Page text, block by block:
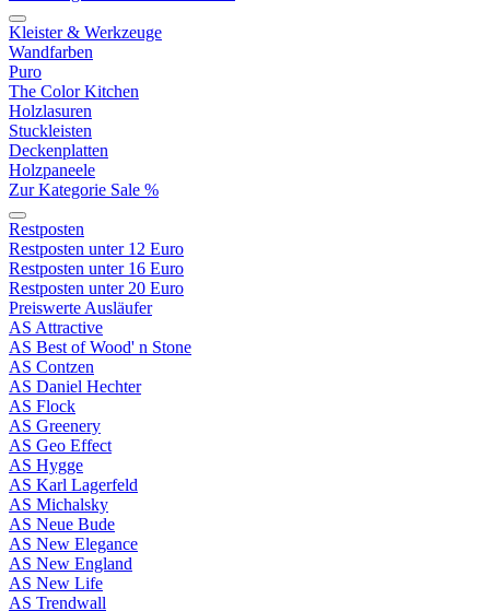
Kleister & Werkzeuge
Wandfarben
Puro
The Color Kitchen
Holzlasuren
Stuckleisten
Deckenplatten
Holzpaneele
Zur Kategorie Sale %
Restposten
Restposten unter 12 Euro
Restposten unter 16 Euro
Restposten unter 20 Euro
Preiswerte Ausläufer
AS Attractive
AS Best of Wood' n Stone
AS Contzen
AS Daniel Hechter
AS Flock
AS Greenery
AS Geo Effect
AS Hygge
AS Karl Lagerfeld
AS Michalsky
AS Neue Bude
AS New Elegance
AS New England
AS New Life
AS Trendwall